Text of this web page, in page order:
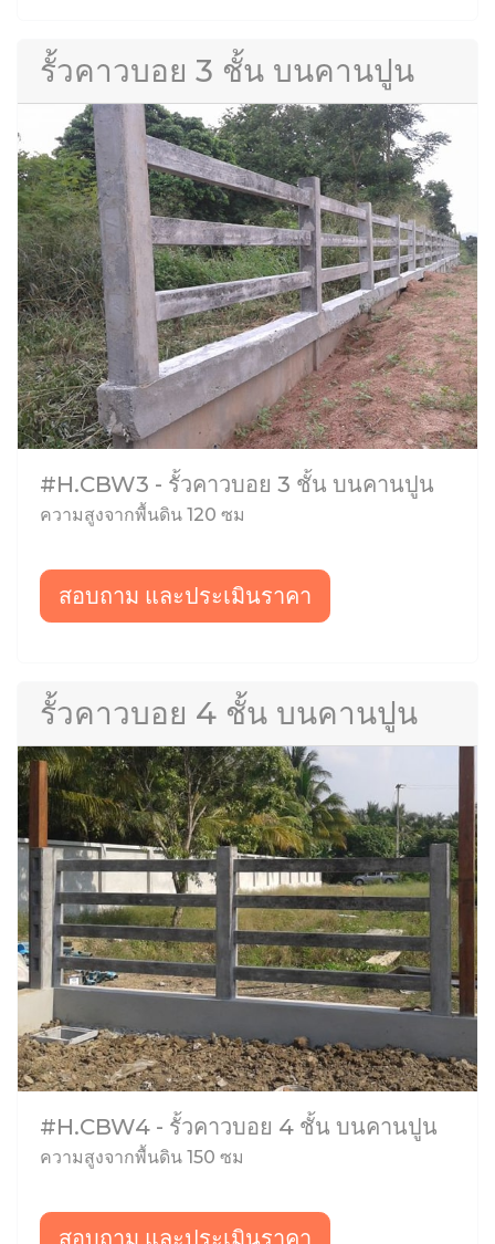
รั้วคาวบอย 3 ชั้น บนคานปูน
#H.CBW3 - รั้วคาวบอย 3 ชั้น บนคานปูน
ความสูงจากพื้นดิน 120 ซม
สอบถาม และประเมินราคา
รั้วคาวบอย 4 ชั้น บนคานปูน
#H.CBW4 - รั้วคาวบอย 4 ชั้น บนคานปูน
ความสูงจากพื้นดิน 150 ซม
สอบถาม และประเมินราคา